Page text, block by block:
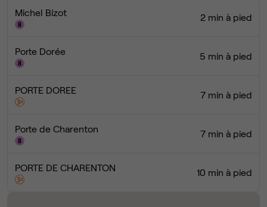
Michel Bizot 2 min à pied
Porte Dorée 5 min à pied
PORTE DOREE 7 min à pied
Porte de Charenton 7 min à pied
PORTE DE CHARENTON 10 min à pied